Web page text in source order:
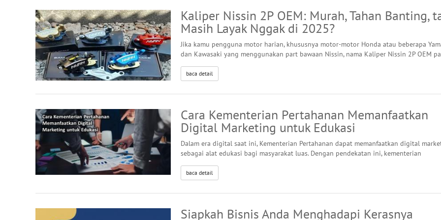
Kaliper Nissin 2P OEM: Murah, Tahan Banting,
Masih Layak Nggak di 2025?
Jika kamu pengguna motor harian, khususnya motor-motor Honda atau beberapa
dan Kawasaki yang menggunakan part bawaan Nissin, nama Kaliper Nissin 2P OEM
baca detail
Cara Kementerian Pertahanan Memanfaatkan
Digital Marketing untuk Edukasi
Dalam era digital saat ini, Kementerian Pertahanan dapat memanfaatkan digital
sebagai alat edukasi bagi masyarakat luas. Dengan pendekatan ini, kementerian
baca detail
Siapkah Bisnis Anda Menghadapi Kerasnya